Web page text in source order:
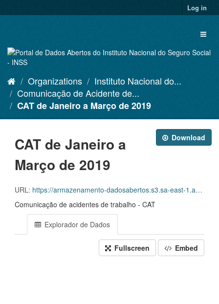
to
Log in
Organizations
Instituto Nacional do...
Comunicação de Acidente de...
CAT de Janeiro a Março de 2019
Download
CAT de Janeiro a
Março de 2019
URL: https://armazenamento-dadosabertos.s3.sa-east-1.amazonaws.com/Plano+2016_2018_Grupos+de+dados/INSS+-+Comunica%C3%A7%C3%A3o+de+Acidente+de+Trabalho+-+CAT/cat2018-comp01-02-03-2019.csv
Comunicação de acidentes de trabalho - CAT
Explorador de Dados
Fullscreen Embed